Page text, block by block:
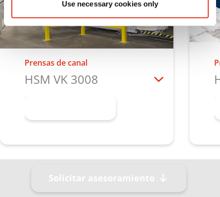
Use necessary cookies only
Prensas de canal
HSM VK 3008
Solicitar asesoramiento